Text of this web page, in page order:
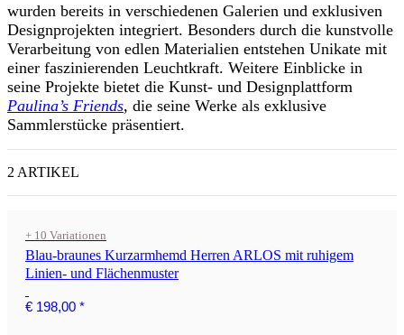
wurden bereits in verschiedenen Galerien und exklusiven
Designprojekten integriert. Besonders durch die kunstvolle
Verarbeitung von edlen Materialien entstehen Unikate mit
einer faszinierenden Leuchtkraft. Weitere Einblicke in
seine Projekte bietet die Kunst- und Designplattform
Paulina’s Friends, die seine Werke als exklusive
Sammlerstücke präsentiert.
2 ARTIKEL
+ 10 Variationen
Blau-braunes Kurzarmhemd Herren ARLOS mit ruhigem
Linien- und Flächenmuster
€ 198,00 *